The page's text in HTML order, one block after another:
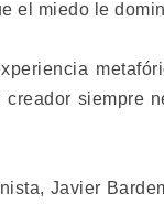
el miedo le
creador siempre
Javier